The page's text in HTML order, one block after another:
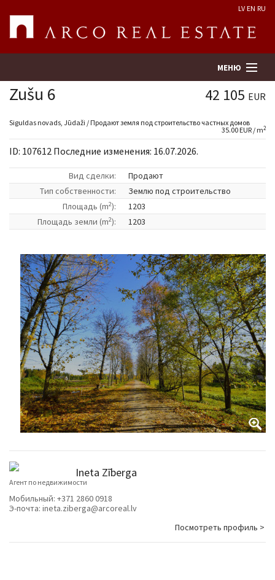
LV EN RU
МЕНЮ
Поиск
Оценка недвижимости
Предприятие
Услуги
Kонтакты
Zušu 6 42 105 EUR
Siguldas novads, Jūdaži / Продают земля под строительство частных домов
35.00 EUR / m2
ID: 107612 Последние изменения: 16.07.2026.
Вид сделки:
Продают
Tип собственности:
Землю под строительство
Площадь (m2):
1203
Площадь земли (m2): 1203
Ineta Zīberga
Агент по недвижимости
Мобильный: +371 2860 0918
Э-почта: ineta.ziberga@arcoreal.lv
Посмотреть профиль >